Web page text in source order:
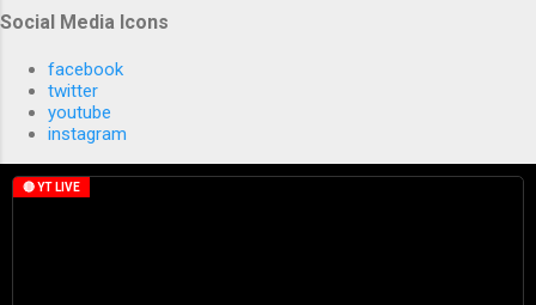
Social Media Icons
facebook
twitter
youtube
instagram
🔴 YT LIVE